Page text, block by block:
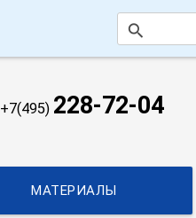
search
+7(495) 228-72-04
МАТЕРИАЛЫ